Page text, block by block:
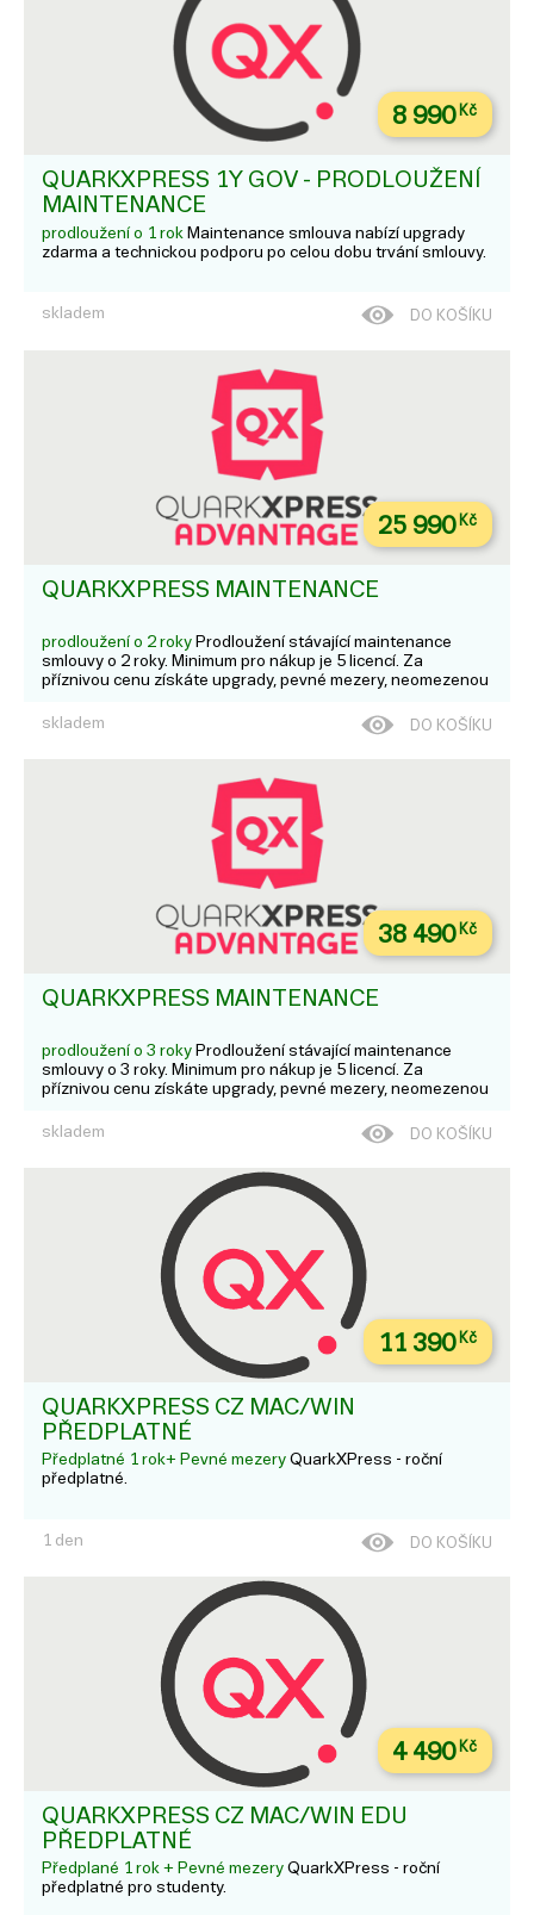
8 990Kč
QUARKXPRESS 1Y GOV - PRODLOUŽENÍ
MAINTENANCE
prodloužení o 1 rok Maintenance smlouva nabízí upgrady
zdarma a technickou podporu po celou dobu trvání smlouvy.
skladem DO KOŠÍKU
25 990Kč
QUARKXPRESS MAINTENANCE
prodloužení o 2 roky Prodloužení stávající maintenance
smlouvy o 2 roky. Minimum pro nákup je 5 licencí. Za
příznivou cenu získáte upgrady, pevné mezery, neomezenou
dalšího.
skladem DO KOŠÍKU
38 490Kč
QUARKXPRESS MAINTENANCE
prodloužení o 3 roky Prodloužení stávající maintenance
smlouvy o 3 roky. Minimum pro nákup je 5 licencí. Za
příznivou cenu získáte upgrady, pevné mezery, neomezenou
dalšího.
skladem DO KOŠÍKU
11 390Kč
QUARKXPRESS CZ MAC/WIN
PŘEDPLATNÉ
Předplatné 1 rok+ Pevné mezery QuarkXPress - roční
předplatné.
1 den DO KOŠÍKU
4 490Kč
QUARKXPRESS CZ MAC/WIN EDU
PŘEDPLATNÉ
Předplané 1 rok + Pevné mezery QuarkXPress - roční
předplatné pro studenty.